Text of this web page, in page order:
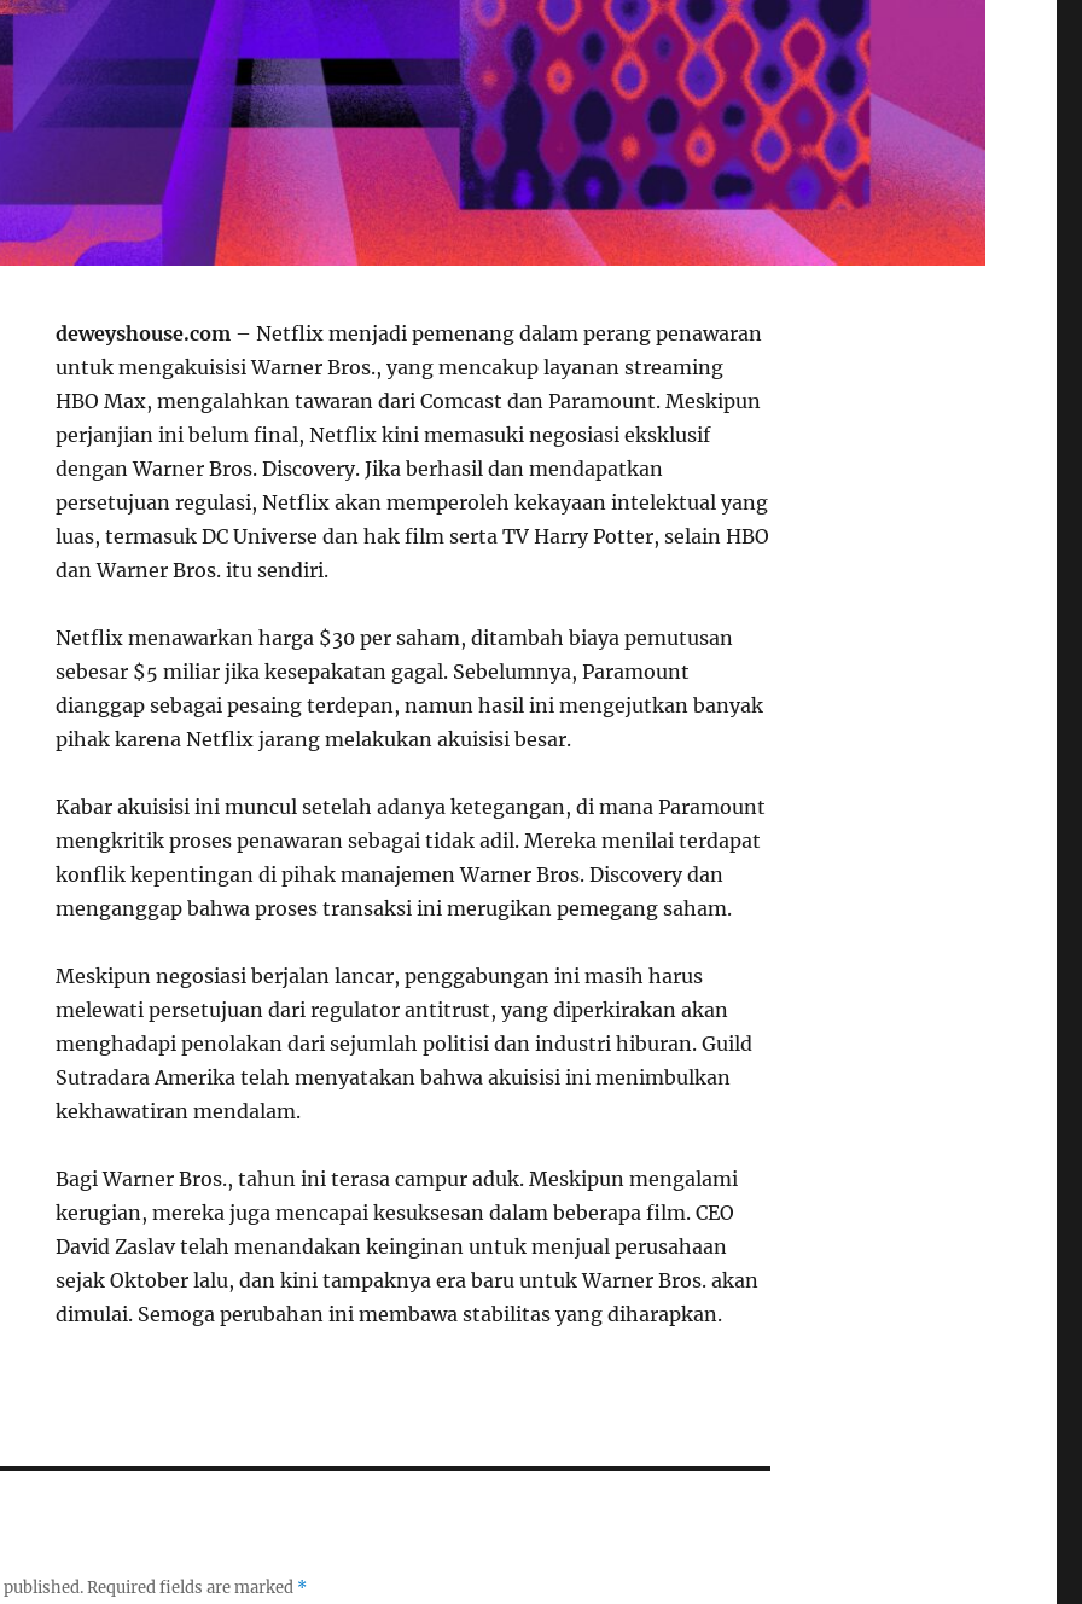
deweyshouse.com – Netflix menjadi pemenang dalam perang penawaran
untuk mengakuisisi Warner Bros., yang mencakup layanan streaming
HBO Max, mengalahkan tawaran dari Comcast dan Paramount. Meskipun
perjanjian ini belum final, Netflix kini memasuki negosiasi eksklusif
dengan Warner Bros. Discovery. Jika berhasil dan mendapatkan
persetujuan regulasi, Netflix akan memperoleh kekayaan intelektual yang
luas, termasuk DC Universe dan hak film serta TV Harry Potter, selain HBO
dan Warner Bros. itu sendiri.
Netflix menawarkan harga $30 per saham, ditambah biaya pemutusan
sebesar $5 miliar jika kesepakatan gagal. Sebelumnya, Paramount
dianggap sebagai pesaing terdepan, namun hasil ini mengejutkan banyak
pihak karena Netflix jarang melakukan akuisisi besar.
Kabar akuisisi ini muncul setelah adanya ketegangan, di mana Paramount
mengkritik proses penawaran sebagai tidak adil. Mereka menilai terdapat
konflik kepentingan di pihak manajemen Warner Bros. Discovery dan
menganggap bahwa proses transaksi ini merugikan pemegang saham.
Meskipun negosiasi berjalan lancar, penggabungan ini masih harus
melewati persetujuan dari regulator antitrust, yang diperkirakan akan
menghadapi penolakan dari sejumlah politisi dan industri hiburan. Guild
Sutradara Amerika telah menyatakan bahwa akuisisi ini menimbulkan
kekhawatiran mendalam.
Bagi Warner Bros., tahun ini terasa campur aduk. Meskipun mengalami
kerugian, mereka juga mencapai kesuksesan dalam beberapa film. CEO
David Zaslav telah menandakan keinginan untuk menjual perusahaan
sejak Oktober lalu, dan kini tampaknya era baru untuk Warner Bros. akan
dimulai. Semoga perubahan ini membawa stabilitas yang diharapkan.
Required fields are marked *